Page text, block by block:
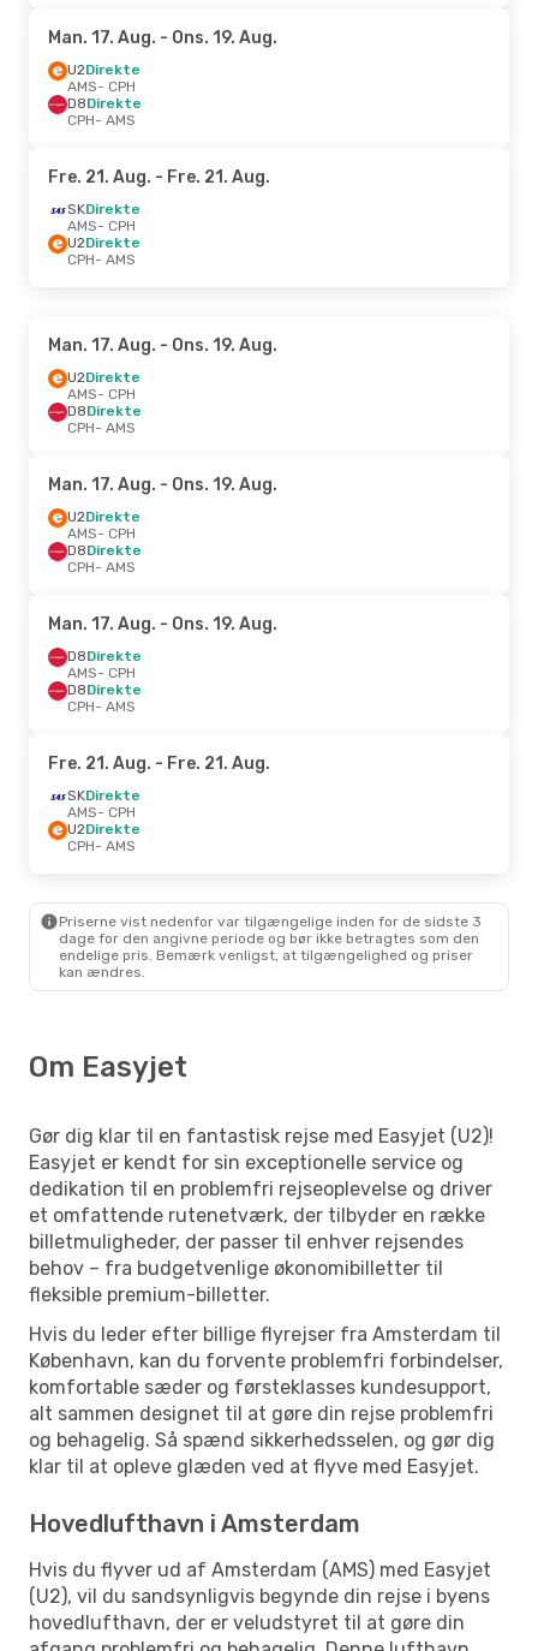
Man. 17. Aug. - Ons. 19. Aug.
U2Direkte
AMS- CPH
D8Direkte
CPH- AMS
Fre. 21. Aug. - Fre. 21. Aug.
SKDirekte
AMS- CPH
U2Direkte
CPH- AMS
Man. 17. Aug. - Ons. 19. Aug.
U2Direkte
AMS- CPH
D8Direkte
CPH- AMS
Man. 17. Aug. - Ons. 19. Aug.
U2Direkte
AMS- CPH
D8Direkte
CPH- AMS
Man. 17. Aug. - Ons. 19. Aug.
D8Direkte
AMS- CPH
D8Direkte
CPH- AMS
Fre. 21. Aug. - Fre. 21. Aug.
SKDirekte
AMS- CPH
U2Direkte
CPH- AMS
Priserne vist nedenfor var tilgængelige inden for de sidste 3
dage for den angivne periode og bør ikke betragtes som den
endelige pris. Bemærk venligst, at tilgængelighed og priser
kan ændres.
Om Easyjet
Gør dig klar til en fantastisk rejse med Easyjet (U2)!
Easyjet er kendt for sin exceptionelle service og
dedikation til en problemfri rejseoplevelse og driver
et omfattende rutenetværk, der tilbyder en række
billetmuligheder, der passer til enhver rejsendes
behov – fra budgetvenlige økonomibilletter til
fleksible premium-billetter.
Hvis du leder efter billige flyrejser fra Amsterdam til
København, kan du forvente problemfri forbindelser,
komfortable sæder og førsteklasses kundesupport,
alt sammen designet til at gøre din rejse problemfri
og behagelig. Så spænd sikkerhedsselen, og gør dig
klar til at opleve glæden ved at flyve med Easyjet.
Hovedlufthavn i Amsterdam
Hvis du flyver ud af Amsterdam (AMS) med Easyjet
(U2), vil du sandsynligvis begynde din rejse i byens
hovedlufthavn, der er veludstyret til at gøre din